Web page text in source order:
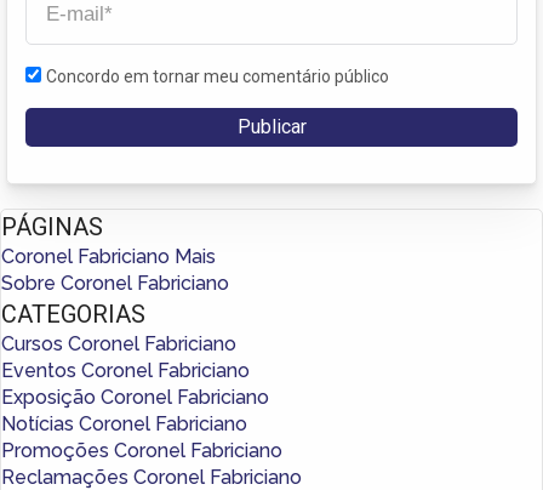
Concordo em tornar meu comentário público
PÁGINAS
Coronel Fabriciano Mais
Sobre Coronel Fabriciano
CATEGORIAS
Cursos Coronel Fabriciano
Eventos Coronel Fabriciano
Exposição Coronel Fabriciano
Notícias Coronel Fabriciano
Promoções Coronel Fabriciano
Reclamações Coronel Fabriciano